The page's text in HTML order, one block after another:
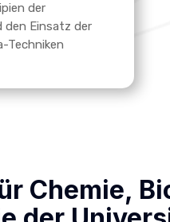
der
den Einsatz der
Techniken
Chemie,